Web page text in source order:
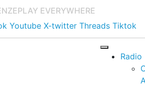
PLAY EVERYWHERE
Youtube X-twitter Threads Tiktok
Radio